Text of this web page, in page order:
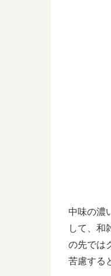
中味の濃
して、和
の先では
苦慮する